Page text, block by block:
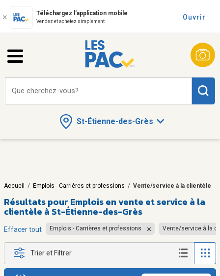
Téléchargez l'application mobile
Vendez et achetez simplement
Ouvrir
St-Étienne-des-Grès
Que cherchez-vous?
Accueil / Emplois - Carrières et professions / Vente/service à la clientèle
Résultats pour Emplois en vente et service à la
clientèle à St-Étienne-des-Grès
Effacer tout Emplois - Carrières et professions Vente/service à la
Trier et Filtrer